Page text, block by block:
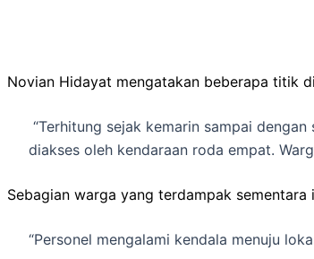
Novian Hidayat mengatakan beberapa titik
“Terhitung sejak kemarin sampai
diakses oleh kendaraan roda empat.
Sebagian warga yang terdampak
“Personel mengalami kendala menuju